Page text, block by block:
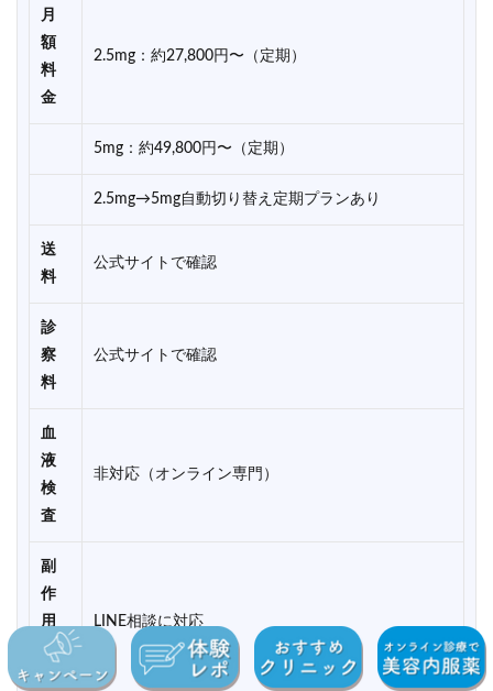
月
額
料
金
2.5mg：約27,800円〜（定期）
5mg：約49,800円〜（定期）
2.5mg→5mg自動切り替え定期プランあり
送
料
公式サイトで確認
診
察
料
公式サイトで確認
血
液
検
査
非対応（オンライン専門）
副
作
用
相
談
LINE相談に対応